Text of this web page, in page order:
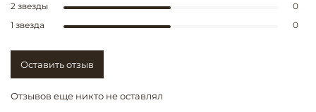
Отзывов еще никто не оставлял
2 звезды
0
1 звезда
0
Оставить отзыв